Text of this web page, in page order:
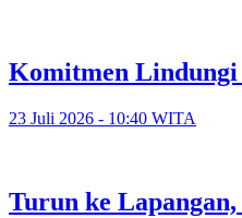
Komitmen Lindungi
23 Juli 2026 - 10:40 WITA
Turun ke